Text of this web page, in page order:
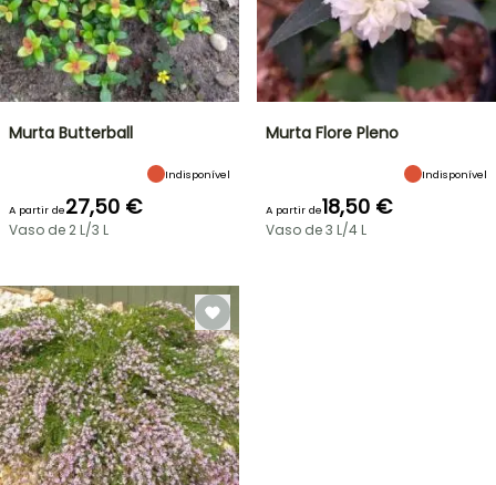
Murta Butterball
Indisponível
A partir de27,50 €
Vaso de 2 L/3 L
Murta Flore Pleno
Indisponível
A partir de18,50 €
Vaso de 3 L/4 L